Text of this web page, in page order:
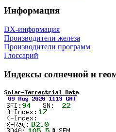
Информация
DX-информация
Производители железа
Производители программ
Глоссарий
Индексы солнечной и